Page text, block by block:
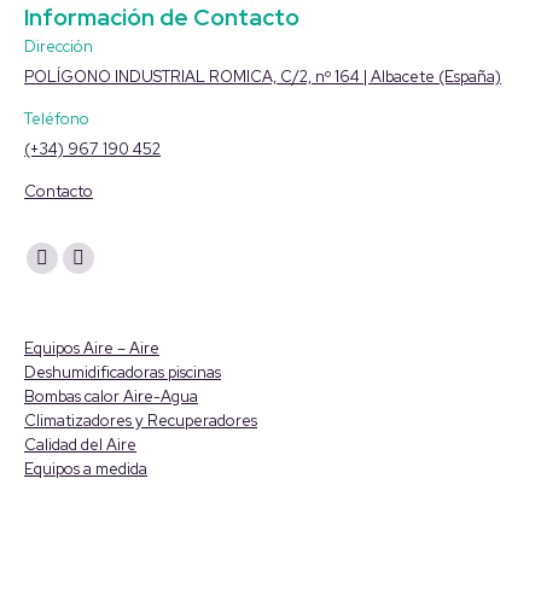
Información de Contacto
Dirección
POLÍGONO INDUSTRIAL ROMICA, C/2, nº 164 | Albacete (España)
Teléfono
(+34) 967 190 452
Contacto
Encuéntranos en:
YouTube
in
new
window
Linkedin
in
new
window
Equipos Aire – Aire
Deshumidificadoras piscinas
Bombas calor Aire-Agua
Climatizadores y Recuperadores
Calidad del Aire
Equipos a medida